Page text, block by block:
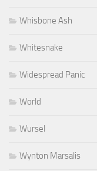
Whisbone Ash
Whitesnake
Widespread Panic
World
Wursel
Wynton Marsalis